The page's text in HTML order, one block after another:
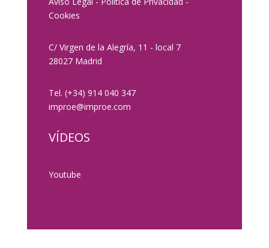
Cookies
C/ Virgen de la Alegría, 11 - local 7
28027 Madrid
Tel. (+34) 914 040 347
improe@improe.com
VÍDEOS
Youtube